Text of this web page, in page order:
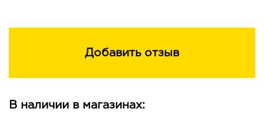
Добавить отзыв
В наличии в магазинах: